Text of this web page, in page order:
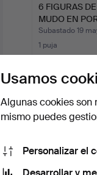
6 FIGURAS
MUDO EN
BISCUI…
Subastado 19
1 puja
35 USD
Usamos
Algunas cookies son
mismo puedes
Personalizar el